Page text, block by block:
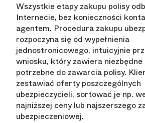
Wszystkie etapy zakupu polisy
Internecie, bez konieczności
agentem. Procedura zakupu
rozpoczyna się od wypełnienia
jednostronicowego, intuicyjnie
wniosku, który zawiera
potrzebne do zawarcia polisy.
zestawiać oferty poszczególnych
ubezpieczycieli, sortować je np.
najniższej ceny lub najszerszego
ubezpieczeniowej.